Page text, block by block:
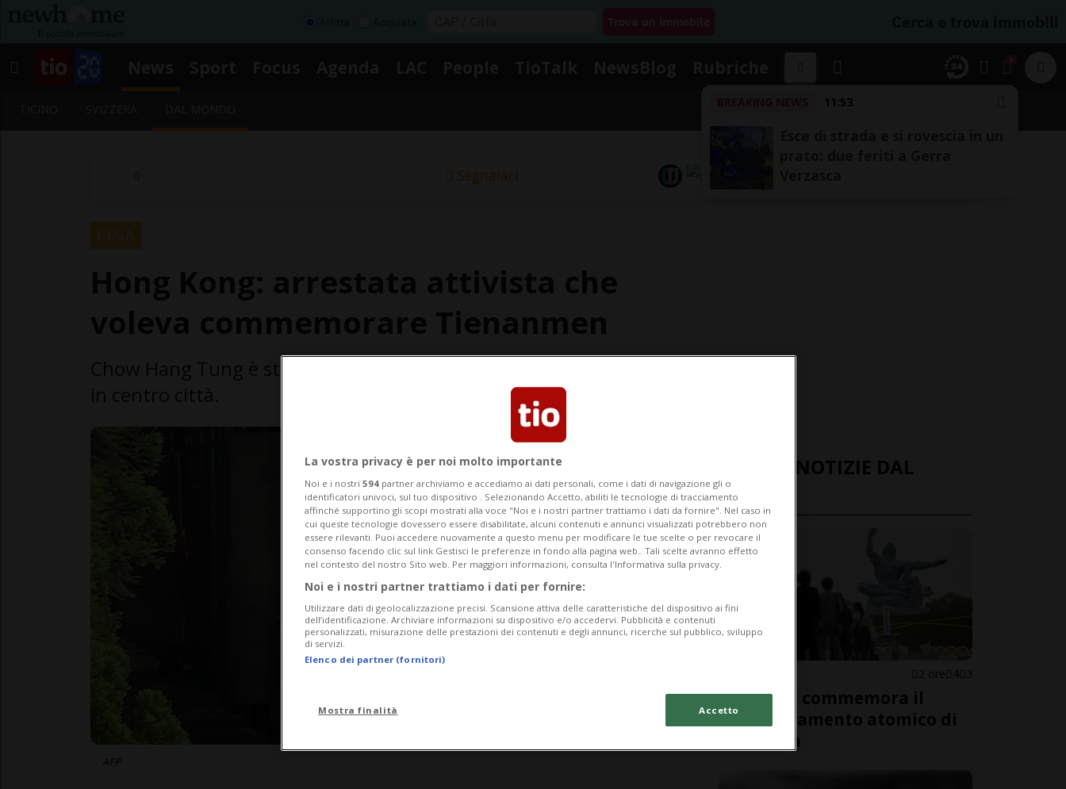
11:53
Segnalaci
ULTIME NOTIZIE DAL
MONDO
2 ore 4 3
Nagasaki commemora il
bombardamento atomico di
La vostra privacy è per noi molto importante
Noi e i nostri 594 partner archiviamo e accediamo ai dati personali, come i dati di navigazione gli o
identificatori univoci, sul tuo dispositivo . Selezionando Accetto, abiliti le tecnologie di tracciamento
affinché supportino gli scopi mostrati alla voce "Noi e i nostri partner trattiamo i dati da fornire". Nel caso in
cui queste tecnologie dovessero essere disabilitate, alcuni contenuti e annunci visualizzati potrebbero non
essere rilevanti. Puoi accedere nuovamente a questo menu per modificare le tue scelte o per revocare il
consenso facendo clic sul link Gestisci le preferenze in fondo alla pagina web.. Tali scelte avranno effetto
nel contesto del nostro Sito web. Per maggiori informazioni, consulta l'Informativa sulla privacy.
Noi e i nostri partner trattiamo i dati per fornire:
Utilizzare dati di geolocalizzazione precisi. Scansione attiva delle caratteristiche del dispositivo ai fini
dell’identificazione. Archiviare informazioni su dispositivo e/o accedervi. Pubblicità e contenuti
personalizzati, misurazione delle prestazioni dei contenuti e degli annunci, ricerche sul pubblico, sviluppo
di servizi.
Elenco dei partner (fornitori)
Mostra finalità Accetto